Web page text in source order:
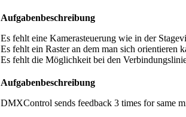
Aufgabenbeschreibung
Es fehlt eine Kamerasteuerung wie in der
Es fehlt ein Raster an dem man sich orientieren
Es fehlt die Möglichkeit bei den
Aufgabenbeschreibung
DMXControl sends feedback 3 times for same